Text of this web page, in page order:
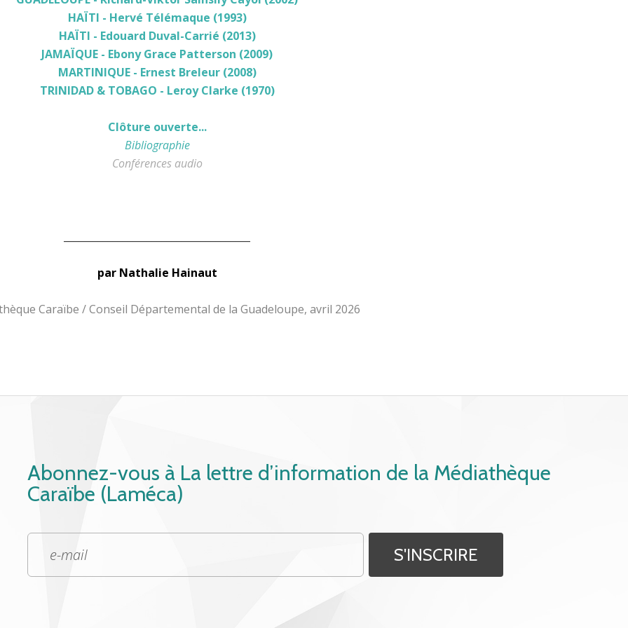
HAÏTI - Hervé Télémaque (1993)
HAÏTI - Edouard Duval-Carrié (2013)
JAMAÏQUE - Ebony Grace Patterson (2009)
MARTINIQUE - Ernest Breleur (2008)
TRINIDAD & TOBAGO - Leroy Clarke (1970)
Clôture ouverte...
Bibliographie
Conférences audio
par Nathalie Hainaut
Caraïbe / Conseil Départemental de la Guadeloupe, avril 2026
Abonnez-vous à La lettre d’information de la Médiathèque
Caraïbe (Laméca)